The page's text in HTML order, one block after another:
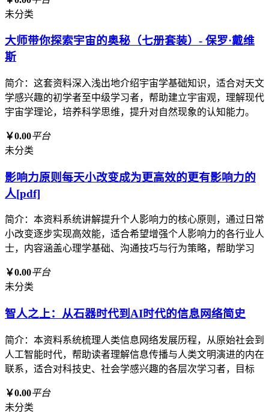
未分类
大师带你探索宇宙的奥秘（七册套装）- 保罗·戴维
斯
简介：这套资料深入浅出地介绍宇宙学基础知识，适合对天文
学感兴趣的初学者至中级学习者，帮助建立宇宙观，理解现代
宇宙学理论，培养科学思维，提升对自然现象的认知能力。
￥0.00平台
未分类
影响力原则每天小改变成为更高效的更有影响力的
人[pdf]
简介：本资料系统讲解提升个人影响力的核心原则，通过日常
小改变逐步实现高效能，适合希望增强个人影响力的各行业人
士，内容涵盖心理学基础、沟通技巧与行为策略，帮助学习
￥0.00平台
未分类
智人之上：从石器时代到AI时代的信息网络简史
简介：本资料系统梳理人类信息网络发展历程，从原始社会到
人工智能时代，帮助读者理解信息传播与人类文明演进的内在
联系，适合对科技史、社会学感兴趣的各层次学习者，目标
￥0.00平台
未分类